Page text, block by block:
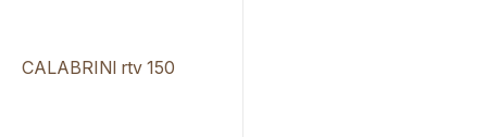
CALABRINI rtv 150